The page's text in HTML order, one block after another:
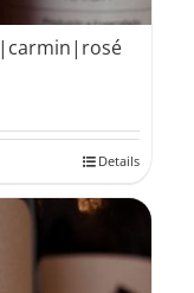
|carmin|rosé
Details